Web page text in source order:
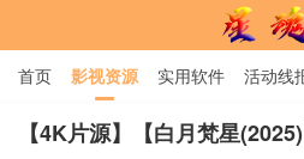
首页 影视资源 实用软件 活动线
用户中心 书籍 娱乐
【4K片源】【白月梵星(2025)